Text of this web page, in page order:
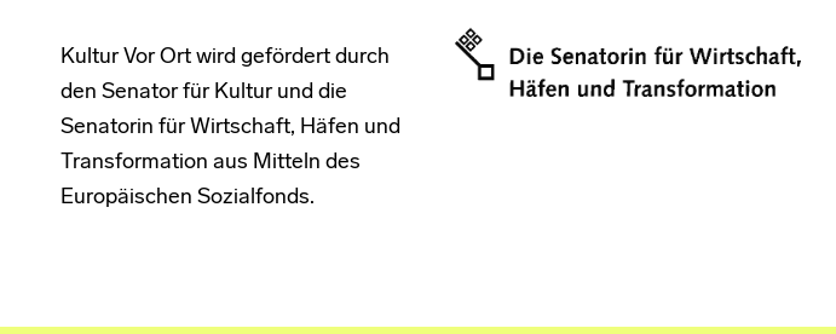
Kultur Vor Ort wird gefördert durch
den Senator für Kultur und die
Senatorin für Wirtschaft, Häfen und
Transformation aus Mitteln des
Europäischen Sozialfonds.